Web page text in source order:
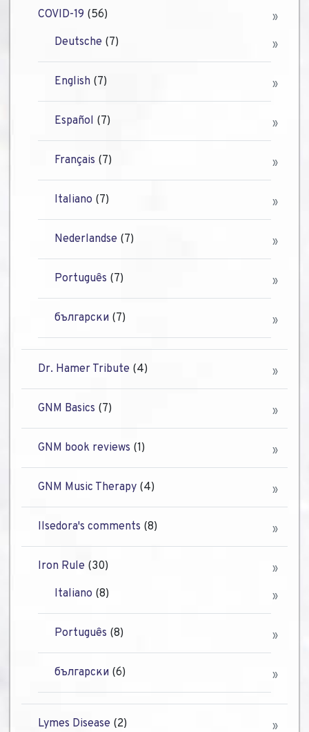
COVID-19 (56)
Deutsche (7)
English (7)
Español (7)
Français (7)
Italiano (7)
Nederlandse (7)
Português (7)
български (7)
Dr. Hamer Tribute (4)
GNM Basics (7)
GNM book reviews (1)
GNM Music Therapy (4)
Ilsedora's comments (8)
Iron Rule (30)
Italiano (8)
Português (8)
български (6)
Lymes Disease (2)